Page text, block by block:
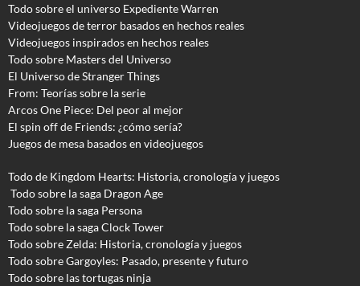
Todo sobre el universo Expediente Warren
Videojuegos de terror basados en hechos reales
Videojuegos inspirados en hechos reales
Todo sobre Masters del Universo
El Universo de Stranger Things
From: Teorías sobre la serie
Arcos One Piece: Del peor al mejor
El spin off de Friends: ¿cómo sería?
Juegos de mesa basados en videojuegos
Todo de Kingdom Hearts: Historia, cronología y juegos
Todo sobre la saga Dragon Age
Todo sobre la saga Persona
Todo sobre la saga Clock Tower
Todo sobre Zelda: Historia, cronología y juegos
Todo sobre Gargoyles: Pasado, presente y futuro
Todo sobre las tortugas ninja